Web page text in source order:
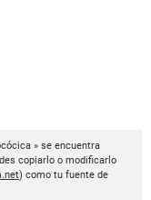
» se encuentra
copiarlo o modificarlo
) como tu fuente de